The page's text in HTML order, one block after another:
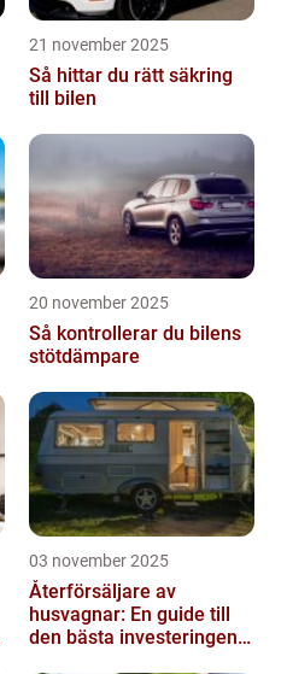
21 november 2025
Så hittar du rätt säkring
till bilen
20 november 2025
Så kontrollerar du bilens
stötdämpare
03 november 2025
Återförsäljare av
husvagnar: En guide till
den bästa investeringen